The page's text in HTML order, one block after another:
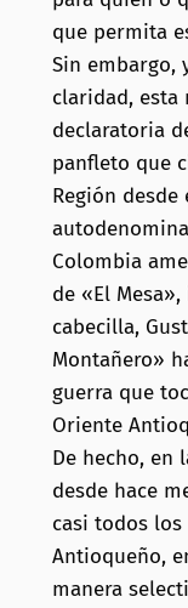
que permita
Sin embargo,
claridad, esta
declaratoria
panfleto que
Región
Colombia
de «El
cabecilla,
Montañero»
guerra que
Oriente
De hecho, en
desde hace
casi todos
Antioqueño,
manera